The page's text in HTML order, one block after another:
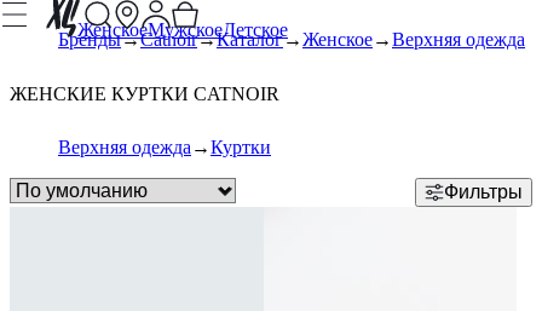
ЖенскоеМужскоеДетское
Бренды Catnoir Каталог Женское Верхняя одежда
ЖЕНСКИЕ КУРТКИ CATNOIR
Верхняя одежда Куртки
Фильтры